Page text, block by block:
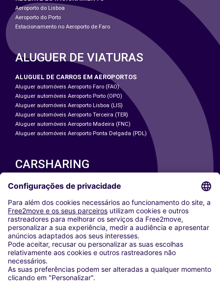
Aeroporto do Lisboa
Aeroporto do Porto
Estacionamento no Aeroporto de Faro
ALUGUER DE VIATURAS
ALUGUEL DE CARROS EM AEROPORTOS
Aluguer automóveis Aeroporto Faro (FAO)
Aluguer automóveis Aeroporto Porto (OPO)
Aluguer automóveis Aeroporto Lisboa (LIS)
Aluguer automóveis Aeroporto Terceira (TER)
Aluguer automóveis Aeroporto Madeira (FNC)
Aluguer automóveis Aeroporto Ponta Delgada (PDL)
CARSHARING
NOSSAS CIDADES
Washington DC
Milan
Rome
Turin
Vienna
Berlin
Cologne
Dusseldorf
Frankfurt